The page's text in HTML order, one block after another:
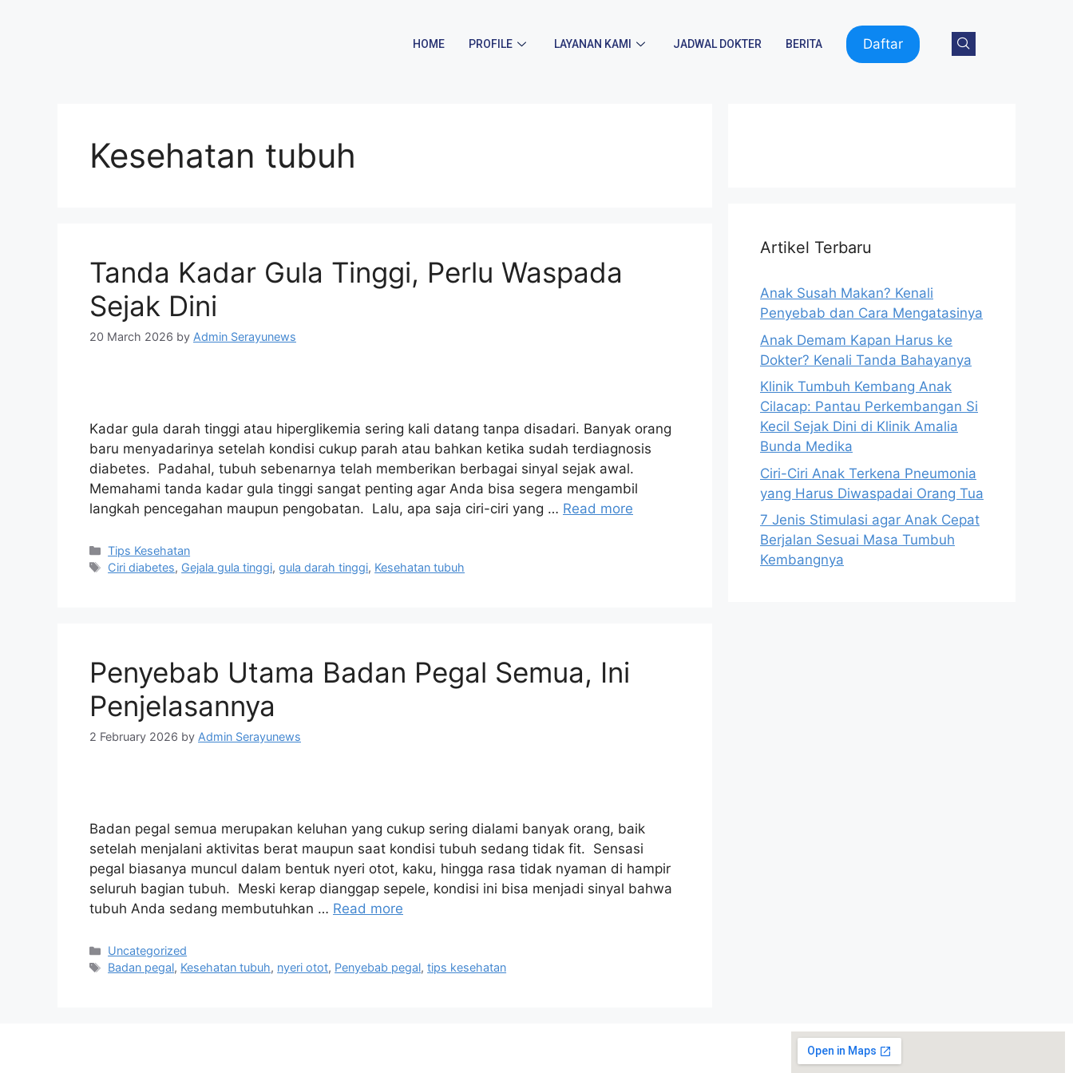
HOME PROFILE LAYANAN KAMI JADWAL DOKTER BERITA Daftar
Kesehatan tubuh
Tanda Kadar Gula Tinggi, Perlu Waspada
Sejak Dini
20 March 2026 by Admin Serayunews
Kadar gula darah tinggi atau hiperglikemia sering kali datang tanpa disadari. Banyak orang
baru menyadarinya setelah kondisi cukup parah atau bahkan ketika sudah terdiagnosis
diabetes. Padahal, tubuh sebenarnya telah memberikan berbagai sinyal sejak awal.
Memahami tanda kadar gula tinggi sangat penting agar Anda bisa segera mengambil
langkah pencegahan maupun pengobatan. Lalu, apa saja ciri-ciri yang … Read more
Tips Kesehatan
Ciri diabetes, Gejala gula tinggi,gula darah tinggi, Kesehatan tubuh
Penyebab Utama Badan Pegal Semua, Ini
Penjelasannya
2 February 2026 by Admin Serayunews
Badan pegal semua merupakan keluhan yang cukup sering dialami banyak orang, baik
setelah menjalani aktivitas berat maupun saat kondisi tubuh sedang tidak fit. Sensasi
pegal biasanya muncul dalam bentuk nyeri otot, kaku, hingga rasa tidak nyaman di hampir
seluruh bagian tubuh. Meski kerap dianggap sepele, kondisi ini bisa menjadi sinyal bahwa
tubuh Anda sedang membutuhkan … Read more
Uncategorized
Badan pegal, Kesehatan tubuh, nyeri otot, Penyebab pegal,tips kesehatan
Artikel Terbaru
Anak Susah Makan? Kenali
Penyebab dan Cara Mengatasinya
Anak Demam Kapan Harus ke
Dokter? Kenali Tanda Bahayanya
Klinik Tumbuh Kembang Anak
Cilacap: Pantau Perkembangan Si
Kecil Sejak Dini di Klinik Amalia
Bunda Medika
Ciri-Ciri Anak Terkena Pneumonia
yang Harus Diwaspadai Orang Tua
7 Jenis Stimulasi agar Anak Cepat
Berjalan Sesuai Masa Tumbuh
Kembangnya